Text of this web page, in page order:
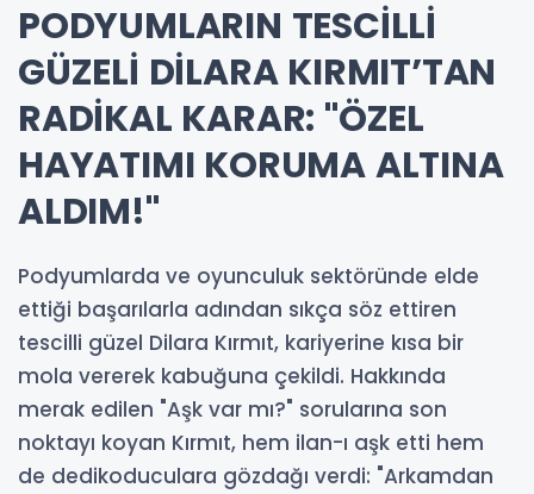
PODYUMLARIN TESCİLLİ
GÜZELİ DİLARA KIRMIT’TAN
RADİKAL KARAR: "ÖZEL
HAYATIMI KORUMA ALTINA
ALDIM!"
Podyumlarda ve oyunculuk sektöründe elde
ettiği başarılarla adından sıkça söz ettiren
tescilli güzel Dilara Kırmıt, kariyerine kısa bir
mola vererek kabuğuna çekildi. Hakkında
merak edilen "Aşk var mı?" sorularına son
noktayı koyan Kırmıt, hem ilan-ı aşk etti hem
de dedikoduculara gözdağı verdi: "Arkamdan